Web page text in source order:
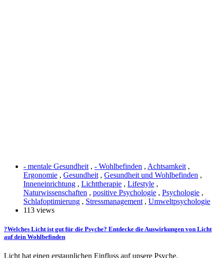
- mentale Gesundheit , - Wohlbefinden , Achtsamkeit ,
Ergonomie , Gesundheit , Gesundheit und Wohlbefinden ,
Inneneinrichtung , Lichttherapie , Lifestyle ,
Naturwissenschaften , positive Psychologie , Psychologie ,
Schlafoptimierung , Stressmanagement , Umweltpsychologie
113 views
?Welches Licht ist gut für die Psyche? Entdecke die Auswirkungen von Licht
auf dein Wohlbefinden
Licht hat einen erstaunlichen Einfluss auf unsere Psyche.